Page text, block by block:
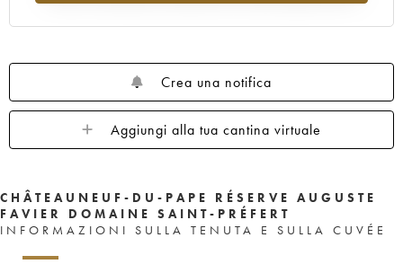
Crea una notifica
Aggiungi alla tua cantina virtuale
CHÂTEAUNEUF-DU-PAPE RÉSERVE AUGUSTE
FAVIER DOMAINE SAINT-PRÉFERT
INFORMAZIONI SULLA TENUTA E SULLA CUVÉE